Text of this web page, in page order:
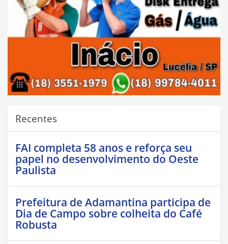
Recentes
FAI completa 58 anos e reforça seu
papel no desenvolvimento do Oeste
Paulista
Prefeitura de Adamantina participa de
Dia de Campo sobre colheita do Café
Robusta